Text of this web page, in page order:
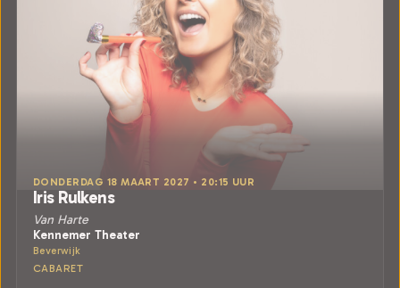
DONDERDAG 18 MAART 2027 • 20:15 UUR
Iris Rulkens
Van Harte
Kennemer Theater
Beverwijk
CABARET